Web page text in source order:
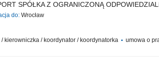
SPÓŁKA Z OGRANICZONĄ
do: Wrocław
/ kierowniczka / koordynator / koordynatorka umowa o